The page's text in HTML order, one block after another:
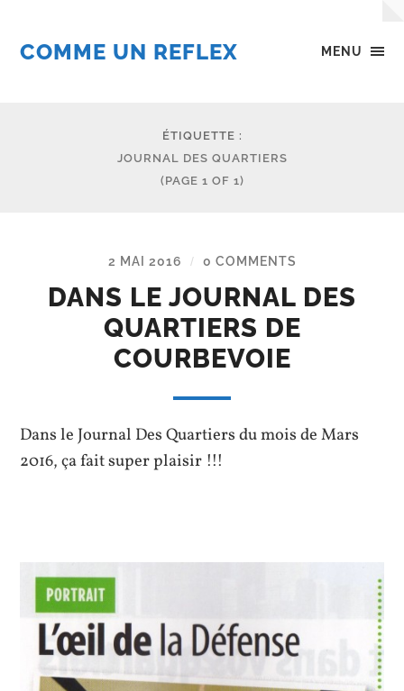
MENU
COMME UN REFLEX
ÉTIQUETTE :
JOURNAL DES QUARTIERS
(PAGE 1 OF 1)
2 MAI 2016 / 0 COMMENTS
DANS LE JOURNAL DES
QUARTIERS DE
COURBEVOIE
Dans le Journal Des Quartiers du mois de Mars
2016, ça fait super plaisir !!!